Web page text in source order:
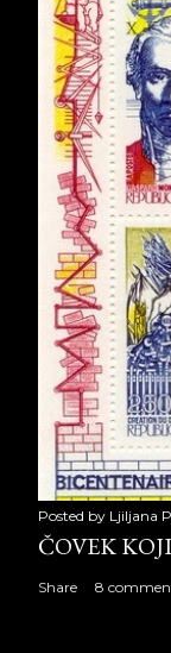
Posted by Ljiljana
ČOVEK
Share 8